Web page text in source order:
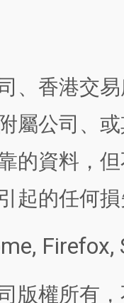
、香港交
屬公司、
的資料，
起的任何
Firefox,
版權所有